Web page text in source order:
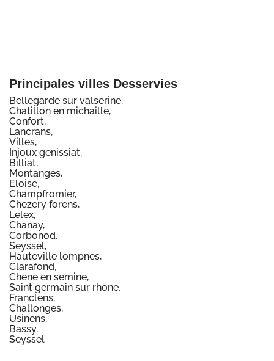
Principales villes Desservies
Bellegarde sur valserine,
Chatillon en michaille,
Confort,
Lancrans,
Villes,
Injoux genissiat,
Billiat,
Montanges,
Eloise,
Champfromier,
Chezery forens,
Lelex,
Chanay,
Corbonod,
Seyssel,
Hauteville lompnes,
Clarafond,
Chene en semine,
Saint germain sur rhone,
Franclens,
Challonges,
Usinens,
Bassy,
Seyssel